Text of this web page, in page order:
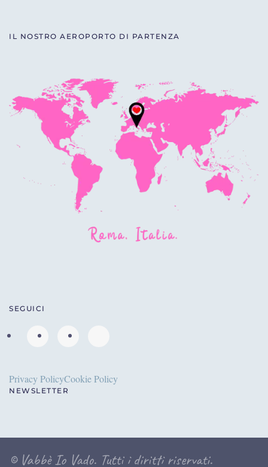
IL NOSTRO AEROPORTO DI PARTENZA
SEGUICI
Privacy PolicyCookie Policy
NEWSLETTER
© Vabbè Io Vado. Tutti i diritti riservati.